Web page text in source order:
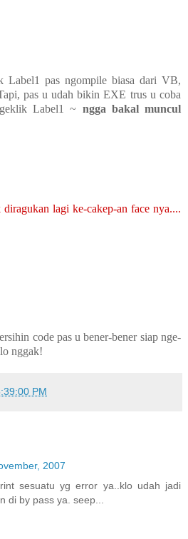
Label1 pas ngompile biasa dari VB,
pas u udah bikin EXE trus u coba
Label1 ~ ngga bakal muncul
lagi ke-cakep-an face nya....
code pas u bener-bener siap nge-
nggak!
PM
2007
sesuatu yg error ya..klo udah jadi
di by pass ya. seep...